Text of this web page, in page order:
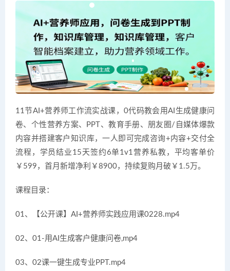
11节AI+营养师工作流实战课，0代码教会用AI生成健康问
卷、个性营养方案、PPT、教育手册、朋友圈/自媒体爆款
内容并搭建客户知识库，一人即可完成咨询+内容+交付全
流程，学员结业15天签约6单1v1营养私教，平均客单价
￥599，首月新增净利￥8900，持续复购月破￥1.5万。
课程目录：
01、【公开课】AI+营养师实践应用课0228.mp4
02、01-用AI生成客户健康问卷,mp4
03、02课一键生成专业PPT.mp4